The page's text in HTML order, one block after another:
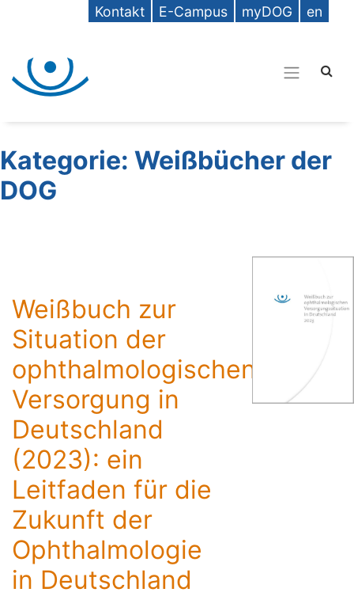
Kontakt E-Campus myDOG en
Kategorie: Weißbücher der
DOG
Weißbuch zur
Situation der
ophthalmologischen
Versorgung in
Deutschland
(2023): ein
Leitfaden für die
Zukunft der
Ophthalmologie
in Deutschland